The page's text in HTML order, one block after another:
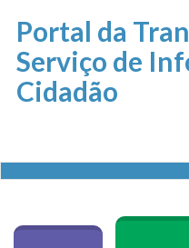
Portal da
Serviço de
Cidadão